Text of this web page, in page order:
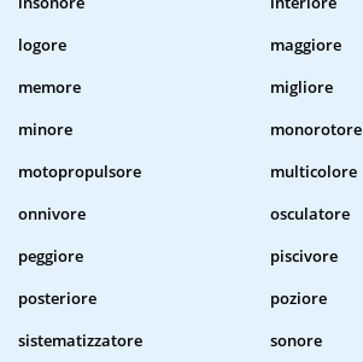
logore
maggiore
memore
migliore
minore
monorotore
motopropulsore
multicolore
onnivore
osculatore
peggiore
piscivore
posteriore
poziore
sistematizzatore
sonore